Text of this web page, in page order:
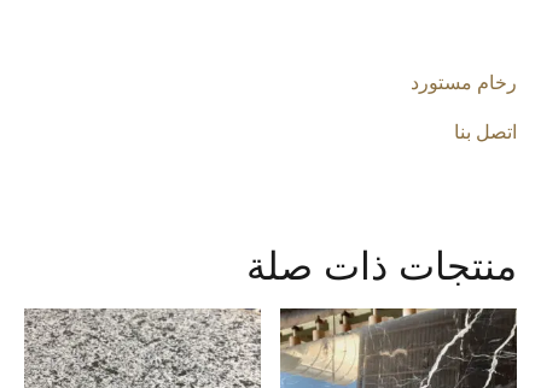
رخام مستورد
اتصل بنا
منتجات ذات صلة